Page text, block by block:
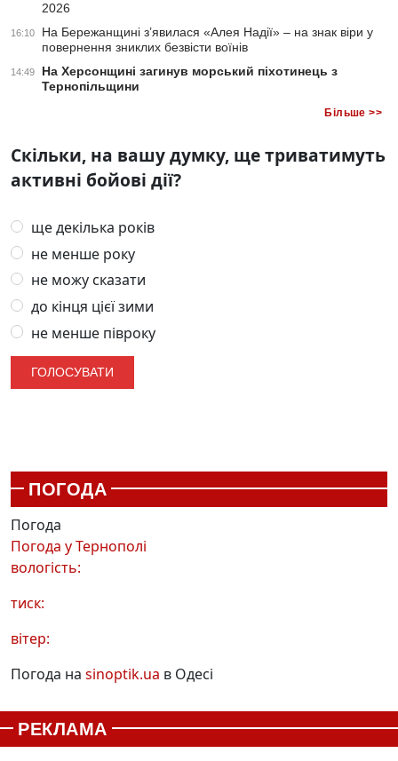
2026
16:10
На Бережанщині з’явилася «Алея Надії» – на знак віри у
повернення зниклих безвісти воїнів
14:49
На Херсонщині загинув морський піхотинець з
Тернопільщини
Більше >>
Скільки, на вашу думку, ще триватимуть
активні бойові дії?
ще декілька років
не менше року
не можу сказати
до кінця цієї зими
не менше півроку
ПОГОДА
Погода
Погода уТернополі
вологість:
тиск:
вітер:
Погода на sinoptik.ua в Одесі
РЕКЛАМА